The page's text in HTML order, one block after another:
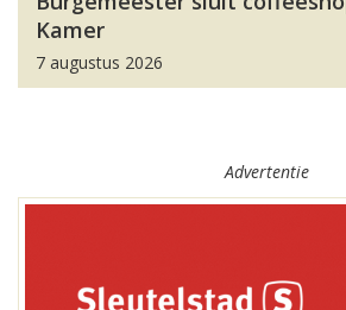
Kamer
7 augustus 2026
Advertentie